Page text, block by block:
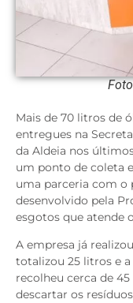
Mais de 70 litros de
entregues na
da Aldeia nos
um ponto de coleta
uma parceria com o
desenvolvido pela
esgotos que atende
A empresa já
totalizou 25 litros e
recolheu cerca de
descartar os